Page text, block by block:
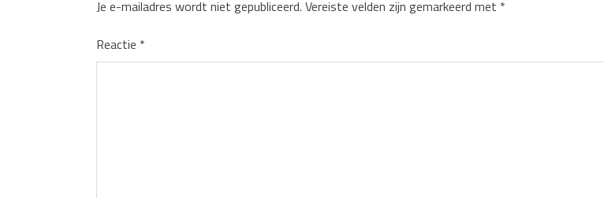
Je e-mailadres wordt niet gepubliceerd. Vereiste velden zijn gemarkeerd met *
Reactie *